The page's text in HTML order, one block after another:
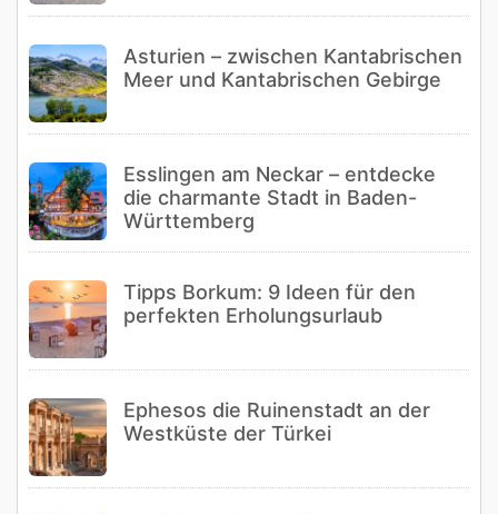
Asturien – zwischen Kantabrischen
Meer und Kantabrischen Gebirge
Esslingen am Neckar – entdecke
die charmante Stadt in Baden-
Württemberg
Tipps Borkum: 9 Ideen für den
perfekten Erholungsurlaub
Ephesos die Ruinenstadt an der
Westküste der Türkei